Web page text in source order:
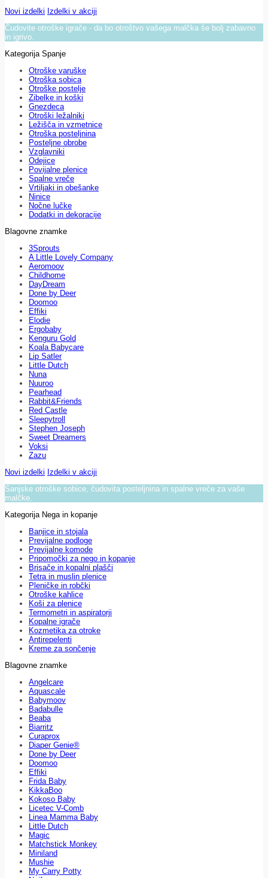
Novi izdelki Izdelki v akciji
Čudovite otroške igrače - da bo otroštvo vašega malčka še bolj zabavno
in igrivo.
Kategorija Spanje
Otroške varuške
Otroška sobica
Otroške postelje
Zibelke in koški
Gnezdeca
Otroški ležalniki
Ležišča in vzmetnice
Otroška posteljnina
Posteljne obrobe
Vzglavniki
Odejice
Povijalne plenice
Spalne vreče
Vrtiljaki in obešanke
Ninice
Nočne lučke
Dodatki in dekoracije
Blagovne znamke
3Sprouts
A Little Lovely Company
Aeromoov
Childhome
DayDream
Done by Deer
Doomoo
Effiki
Elodie
Ergobaby
Kenguru Gold
Koala Babycare
Lip Satler
Little Dutch
Nuna
Nuuroo
Pearhead
Rabbit&Friends
Red Castle
Sleepytroll
Stephen Joseph
Sweet Dreamers
Voksi
Zazu
Novi izdelki Izdelki v akciji
Sanjske otroške sobice, čudovita posteljnina in spalne vreče za vaše
malčke.
Kategorija Nega in kopanje
Banjice in stojala
Previjalne podloge
Previjalne komode
Pripomočki za nego in kopanje
Brisače in kopalni plašči
Tetra in muslin plenice
Pleničke in robčki
Otroške kahlice
Koši za plenice
Termometri in aspiratorji
Kopalne igrače
Kozmetika za otroke
Antirepelenti
Kreme za sončenje
Blagovne znamke
Angelcare
Aquascale
Babymoov
Badabulle
Beaba
Biarritz
Curaprox
Diaper Genie®
Done by Deer
Doomoo
Effiki
Frida Baby
KikkaBoo
Kokoso Baby
Licetec V-Comb
Linea Mamma Baby
Little Dutch
Magic
Matchstick Monkey
Miniland
Mushie
My Carry Potty